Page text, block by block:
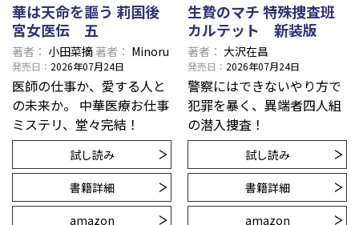
華は天命を謳う 莉国後
宮女医伝 五
著者 小田菜摘著者 Minoru
発売日 2026年07月24日
医師の仕事か、愛する人と
の未来か。 中華医療お仕事
ミステリ、堂々完結！
試し読み
書籍詳細
amazon
生贄のマチ 特殊捜査班
カルテット 新装版
著者 大沢在昌
発売日 2026年07月24日
警察にはできないやり方で
犯罪を暴く、異端者四人組
の潜入捜査！
試し読み
書籍詳細
amazon